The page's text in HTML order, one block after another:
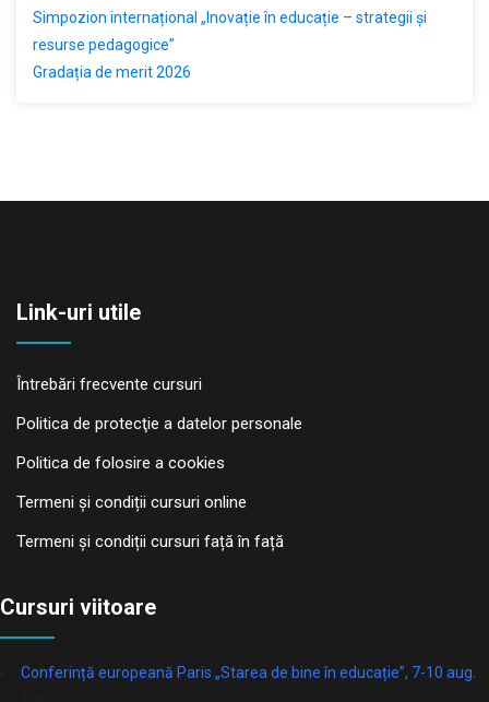
Simpozion internațional „Inovație în educație – strategii și
resurse pedagogice”
Gradația de merit 2026
Link-uri utile
Întrebări frecvente cursuri
Politica de protecţie a datelor personale
Politica de folosire a cookies
Termeni și condiții cursuri online
Termeni și condiții cursuri față în față
Cursuri viitoare
Conferință europeană Paris „Starea de bine în educație”, 7-10 aug.